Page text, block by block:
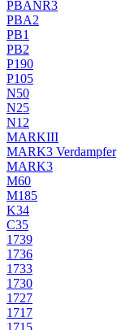
PBANR3
PBA2
PB1
PB2
P190
P105
N50
N25
N12
MARKIII
MARK3 Verdampfer
MARK3
M60
M185
K34
C35
1739
1736
1733
1730
1727
1717
1715